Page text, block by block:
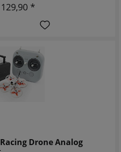
*
Drone Analog